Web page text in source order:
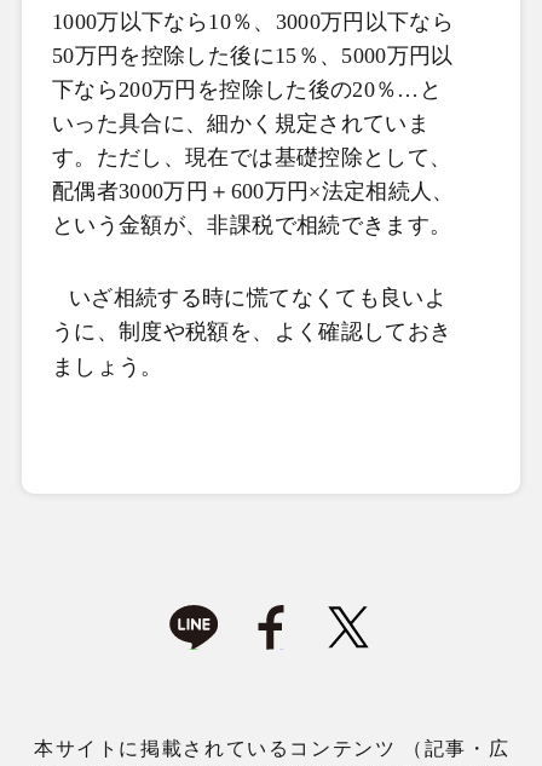
1000万以下なら10％、3000万円以下なら
50万円を控除した後に15％、5000万円以
下なら200万円を控除した後の20％…と
いった具合に、細かく規定されていま
す。ただし、現在では基礎控除として、
配偶者3000万円＋600万円×法定相続人、
という金額が、非課税で相続できます。
いざ相続する時に慌てなくても良いよ
うに、制度や税額を、よく確認しておき
ましょう。
本サイトに掲載されているコンテンツ （記事・広